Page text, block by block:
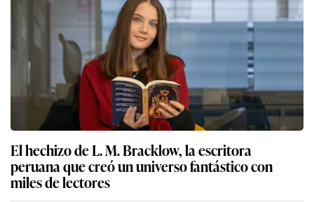
El hechizo de L. M. Bracklow, la escritora
peruana que creó un universo fantástico con
miles de lectores